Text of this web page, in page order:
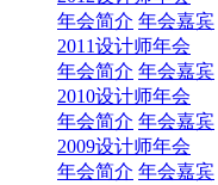
年会简介 年会嘉宾
2011设计师年会
年会简介 年会嘉宾
2010设计师年会
年会简介 年会嘉宾
2009设计师年会
年会简介 年会嘉宾